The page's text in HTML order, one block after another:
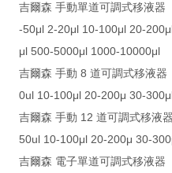
吉爾森 手動單道可調式移液
-50μl 2-20μl 10-100μl 20-
μl 500-5000μl 1000-10000μl
吉爾森 手動 8 道可調式移液
0ul 10-100μl 20-200μ 30-
吉爾森 手動 12 道可調式移液
50ul 10-100μl 20-200μ 30-
吉爾森 電子單道可調式移液